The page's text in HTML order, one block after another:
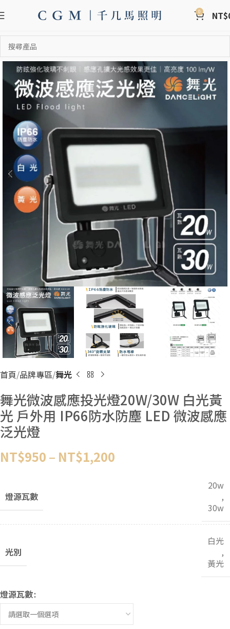
0 NT$
首頁 品牌專區 舞光
舞光微波感應投光燈20W/30W 白光黃
光 戶外用 IP66防水防塵 LED 微波感應
泛光燈
NT$950 – NT$1,200
燈源瓦數
20w
,
30w
光別
白光
,
黃光
燈源瓦數